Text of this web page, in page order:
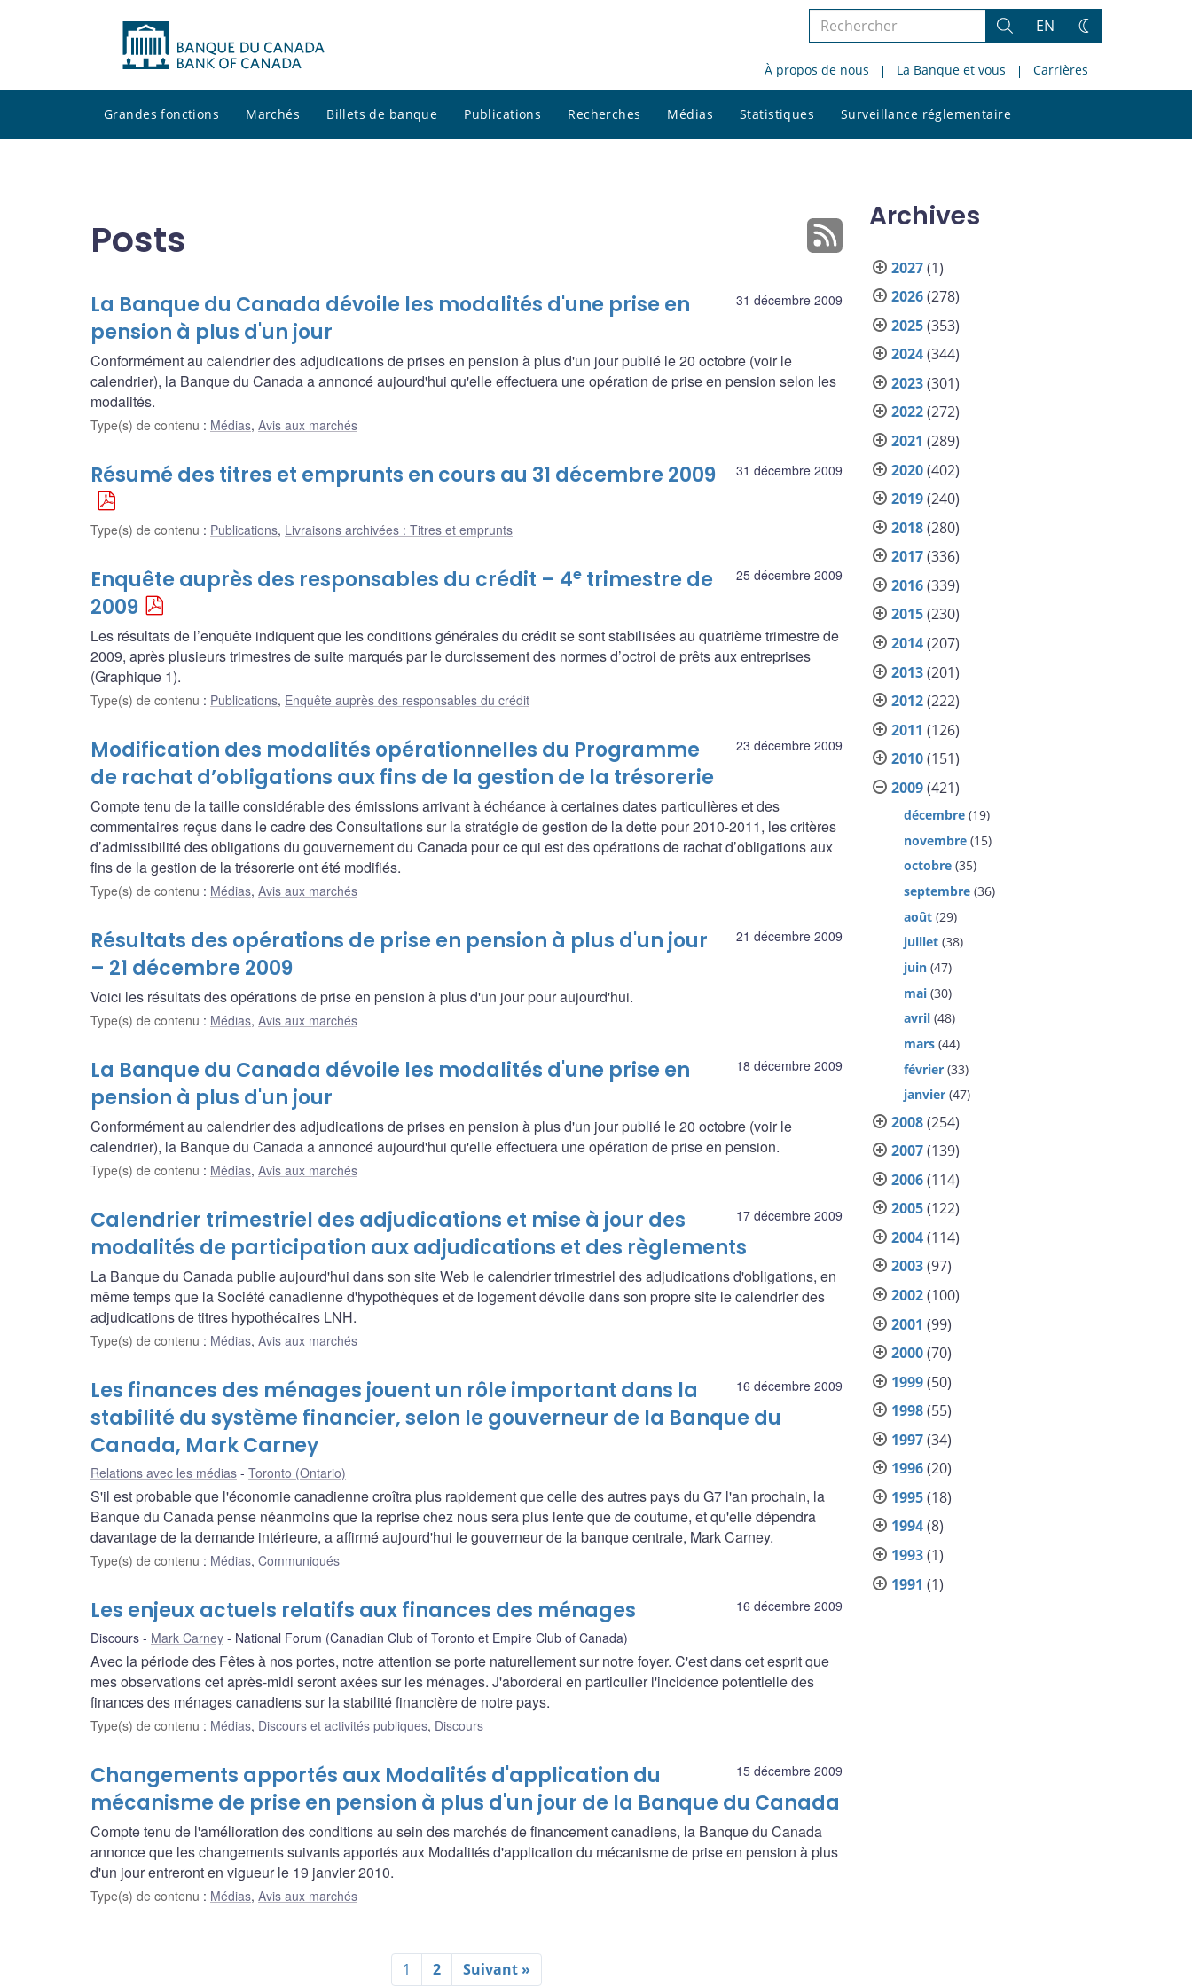
Rechercher
le
site
Rechercher
EN
Changez
thème
À propos de nous La Banque et vous Carrières
Grandes fonctions Marchés Billets de banque Publications Recherches Médias Statistiques Surveillance réglementaire
le
Posts
31 décembre 2009
La Banque du Canada dévoile les modalités d'une prise en
pension à plus d'un jour
Conformément au calendrier des adjudications de prises en pension à plus d'un jour publié le 20 octobre (voir le
calendrier), la Banque du Canada a annoncé aujourd'hui qu'elle effectuera une opération de prise en pension selon les
modalités.
Type(s) de contenu : Médias, Avis aux marchés
31 décembre 2009
Résumé des titres et emprunts en cours au 31 décembre 2009
Type(s) de contenu : Publications, Livraisons archivées : Titres et emprunts
25 décembre 2009
Enquête auprès des responsables du crédit – 4e trimestre de
2009
Les résultats de l’enquête indiquent que les conditions générales du crédit se sont stabilisées au quatrième trimestre de
2009, après plusieurs trimestres de suite marqués par le durcissement des normes d’octroi de prêts aux entreprises
(Graphique 1).
Type(s) de contenu : Publications, Enquête auprès des responsables du crédit
23 décembre 2009
Modification des modalités opérationnelles du Programme
de rachat d’obligations aux fins de la gestion de la trésorerie
Compte tenu de la taille considérable des émissions arrivant à échéance à certaines dates particulières et des
commentaires reçus dans le cadre des Consultations sur la stratégie de gestion de la dette pour 2010-2011, les critères
d’admissibilité des obligations du gouvernement du Canada pour ce qui est des opérations de rachat d’obligations aux
fins de la gestion de la trésorerie ont été modifiés.
Type(s) de contenu : Médias, Avis aux marchés
21 décembre 2009
Résultats des opérations de prise en pension à plus d'un jour
– 21 décembre 2009
Voici les résultats des opérations de prise en pension à plus d'un jour pour aujourd'hui.
Type(s) de contenu : Médias, Avis aux marchés
18 décembre 2009
La Banque du Canada dévoile les modalités d'une prise en
pension à plus d'un jour
Conformément au calendrier des adjudications de prises en pension à plus d'un jour publié le 20 octobre (voir le
calendrier), la Banque du Canada a annoncé aujourd'hui qu'elle effectuera une opération de prise en pension.
Type(s) de contenu : Médias, Avis aux marchés
17 décembre 2009
Calendrier trimestriel des adjudications et mise à jour des
modalités de participation aux adjudications et des règlements
La Banque du Canada publie aujourd'hui dans son site Web le calendrier trimestriel des adjudications d'obligations, en
même temps que la Société canadienne d'hypothèques et de logement dévoile dans son propre site le calendrier des
adjudications de titres hypothécaires LNH.
Type(s) de contenu : Médias, Avis aux marchés
16 décembre 2009
Les finances des ménages jouent un rôle important dans la
stabilité du système financier, selon le gouverneur de la Banque du
Canada, Mark Carney
Relations avec les médias Toronto (Ontario)
S'il est probable que l'économie canadienne croîtra plus rapidement que celle des autres pays du G7 l'an prochain, la
Banque du Canada pense néanmoins que la reprise chez nous sera plus lente que de coutume, et qu'elle dépendra
davantage de la demande intérieure, a affirmé aujourd'hui le gouverneur de la banque centrale, Mark Carney.
Type(s) de contenu : Médias, Communiqués
16 décembre 2009
Les enjeux actuels relatifs aux finances des ménages
Discours Mark Carney National Forum (Canadian Club of Toronto et Empire Club of Canada)
Avec la période des Fêtes à nos portes, notre attention se porte naturellement sur notre foyer. C'est dans cet esprit que
mes observations cet après-midi seront axées sur les ménages. J'aborderai en particulier l'incidence potentielle des
finances des ménages canadiens sur la stabilité financière de notre pays.
Type(s) de contenu : Médias, Discours et activités publiques, Discours
15 décembre 2009
Changements apportés aux Modalités d'application du
mécanisme de prise en pension à plus d'un jour de la Banque du Canada
Compte tenu de l'amélioration des conditions au sein des marchés de financement canadiens, la Banque du Canada
annonce que les changements suivants apportés aux Modalités d'application du mécanisme de prise en pension à plus
d'un jour entreront en vigueur le 19 janvier 2010.
Type(s) de contenu : Médias, Avis aux marchés
1 2 Suivant »
Archives
2027(1)
2026(278)
2025(353)
2024(344)
2023(301)
2022(272)
2021 (289)
2020(402)
2019(240)
2018(280)
2017(336)
2016(339)
2015(230)
2014(207)
2013(201)
2012(222)
2011 (126)
2010(151)
2009(421)
décembre (19)
novembre (15)
octobre (35)
septembre (36)
août (29)
juillet (38)
juin (47)
mai (30)
avril (48)
mars (44)
février (33)
janvier (47)
2008(254)
2007(139)
2006(114)
2005(122)
2004(114)
2003(97)
2002(100)
2001 (99)
2000(70)
1999(50)
1998(55)
1997(34)
1996(20)
1995(18)
1994(8)
1993(1)
1991 (1)